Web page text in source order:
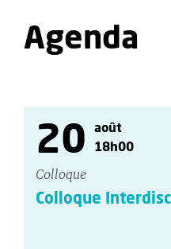
Agenda
20
août
18h00
Colloque
Colloque